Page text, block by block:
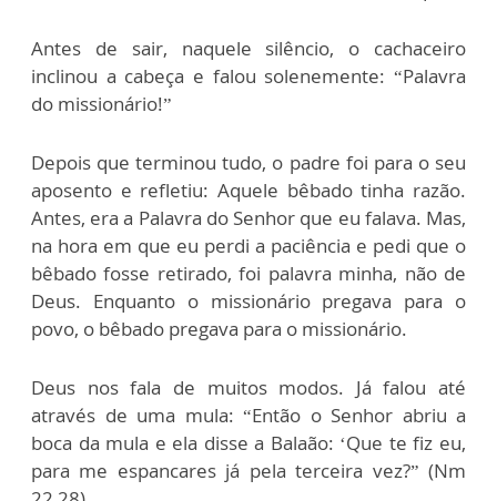
Antes de sair, naquele silêncio, o cachaceiro
inclinou a cabeça e falou solenemente: “Palavra
do missionário!”
Depois que terminou tudo, o padre foi para o seu
aposento e refletiu: Aquele bêbado tinha razão.
Antes, era a Palavra do Senhor que eu falava. Mas,
na hora em que eu perdi a paciência e pedi que o
bêbado fosse retirado, foi palavra minha, não de
Deus. Enquanto o missionário pregava para o
povo, o bêbado pregava para o missionário.
Deus nos fala de muitos modos. Já falou até
através de uma mula: “Então o Senhor abriu a
boca da mula e ela disse a Balaão: ‘Que te fiz eu,
para me espancares já pela terceira vez?” (Nm